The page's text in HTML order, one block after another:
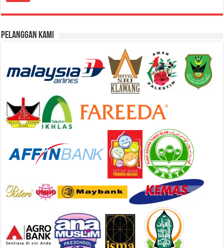
Pelanggan Kami